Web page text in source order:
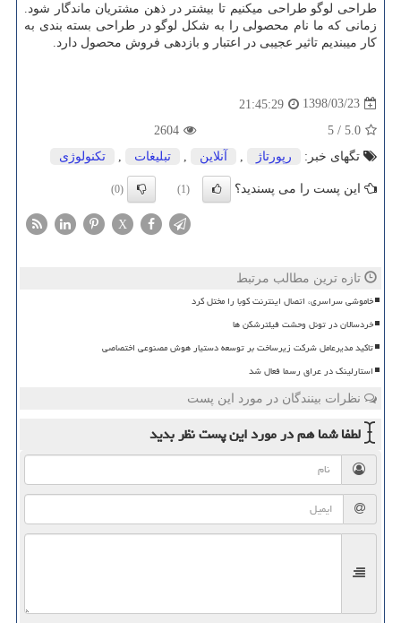
طراحی لوگو طراحی میکنیم تا بیشتر در ذهن مشتریان ماندگار شود.
زمانی که ما نام محصولی را به شکل لوگو در طراحی بسته بندی به
کار میبندیم تاثیر عجیبی در اعتبار و بازدهی فروش محصول دارد.
1398/03/23
21:45:29
5.0
/
5
2604
تگهای خبر:
رپورتاژ آنلاین تبلیغات تكنولوژی
این پست را می پسندید؟ (1)
(0)
X
تازه ترین مطالب مرتبط
خاموشی سراسری، اتصال اینترنت کوبا را مختل کرد
خردسالان در تونل وحشت فیلترشکن ها
تاکید مدیرعامل شرکت زیرساخت بر توسعه دستیار هوش مصنوعی اختصاصی
استارلینک در عراق رسما فعال شد
نظرات بینندگان در مورد این پست
لطفا شما همدر مورد این پستنظر بدید